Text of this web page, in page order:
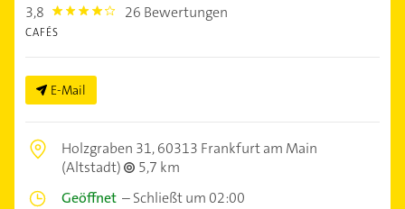
3,8 3.8 26 Bewertungen
CAFÉS
E-Mail
Holzgraben 31,60313 Frankfurt am Main
(Altstadt)
5,7 km
Geöffnet –Schließt um 02:00